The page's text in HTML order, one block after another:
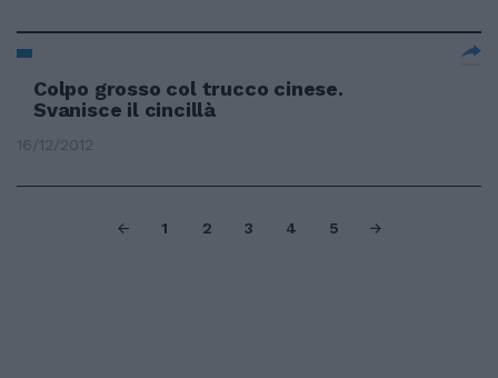
Colpo grosso col trucco cinese.
Svanisce il cincillà
16/12/2012
1 2 3 4 5